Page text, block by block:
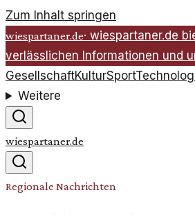
Zum Inhalt springen
wiespartaner.de· wiespartaner.de
verlässlichen Informationen und
GesellschaftKulturSport
Weitere
wiespartaner.de
Regionale Nachrichten